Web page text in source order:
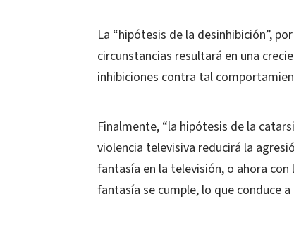
La “hipótesis de la desinhibición”,
circunstancias resultará en una
inhibiciones contra tal
Finalmente, “la hipótesis de la
violencia televisiva reducirá la
fantasía en la televisión, o ahora
fantasía se cumple, lo que conduce